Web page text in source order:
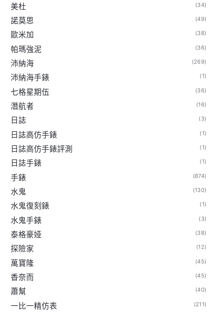
美杜 (34)
諾莫思 (49)
歐米加 (38)
帕瑪強泥 (36)
沛納海 (269)
沛納海手錶 (1)
七格星期伍 (36)
潛航者 (16)
日誌 (3)
日誌高仿手錶 (1)
日誌高仿手錶評測 (1)
日誌手錶 (1)
手錶 (874)
水鬼 (130)
水鬼復刻錶 (1)
水鬼手錶 (3)
泰格豪娅 (38)
探險家 (12)
萬寶隆 (45)
香奈而 (45)
蕭幫 (40)
一比一精仿表 (211)